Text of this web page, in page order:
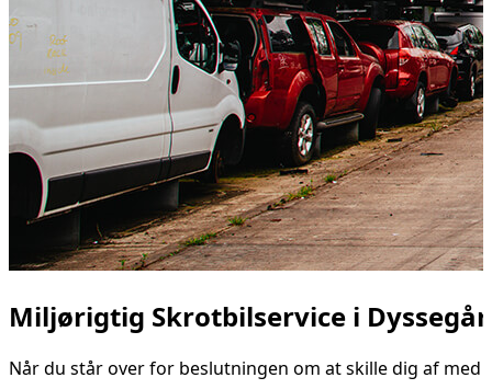
Miljørigtig Skrotbilservice i
Når du står over for beslutningen om at skille dig af